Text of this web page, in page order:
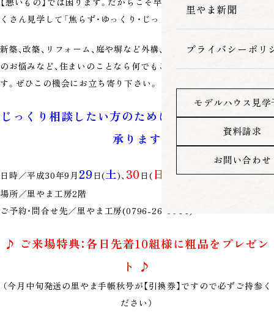
里やま新聞
プライバシーポリ
モデルハウス見学
資料請求
お問い合わせ
くさん見学して「焦らず・ゆっくり・じっくり」が基本です。
新築、改築、リフォーム、庭や塀など外構、薪ストーブ、耐震性や結露
のお悩みなど、住まいのことなら何でもご相談下さい。相談無料で
す。ぜひこの機会にお立ち寄り下さい。
じっくり相談したい方のために、ご相談のご予約も
承ります
日時／平成30年9月 29 日(土)、 30 日( 日 ) 午前10時～午後4時
場所／里やま工房2階
ご予約・問合せ先／里やま工房(0796-26-6644)
♪ ご来場特典：各日先着10組様に粗品をプレゼン
ト ♪
（今月中旬発送の里やま手帳秋号が【引換券】ですので必ずご持参く
ださい）